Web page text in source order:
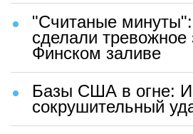
"Считаные
сделали тревожное
Финском заливе
Базы США в огне:
сокрушительный